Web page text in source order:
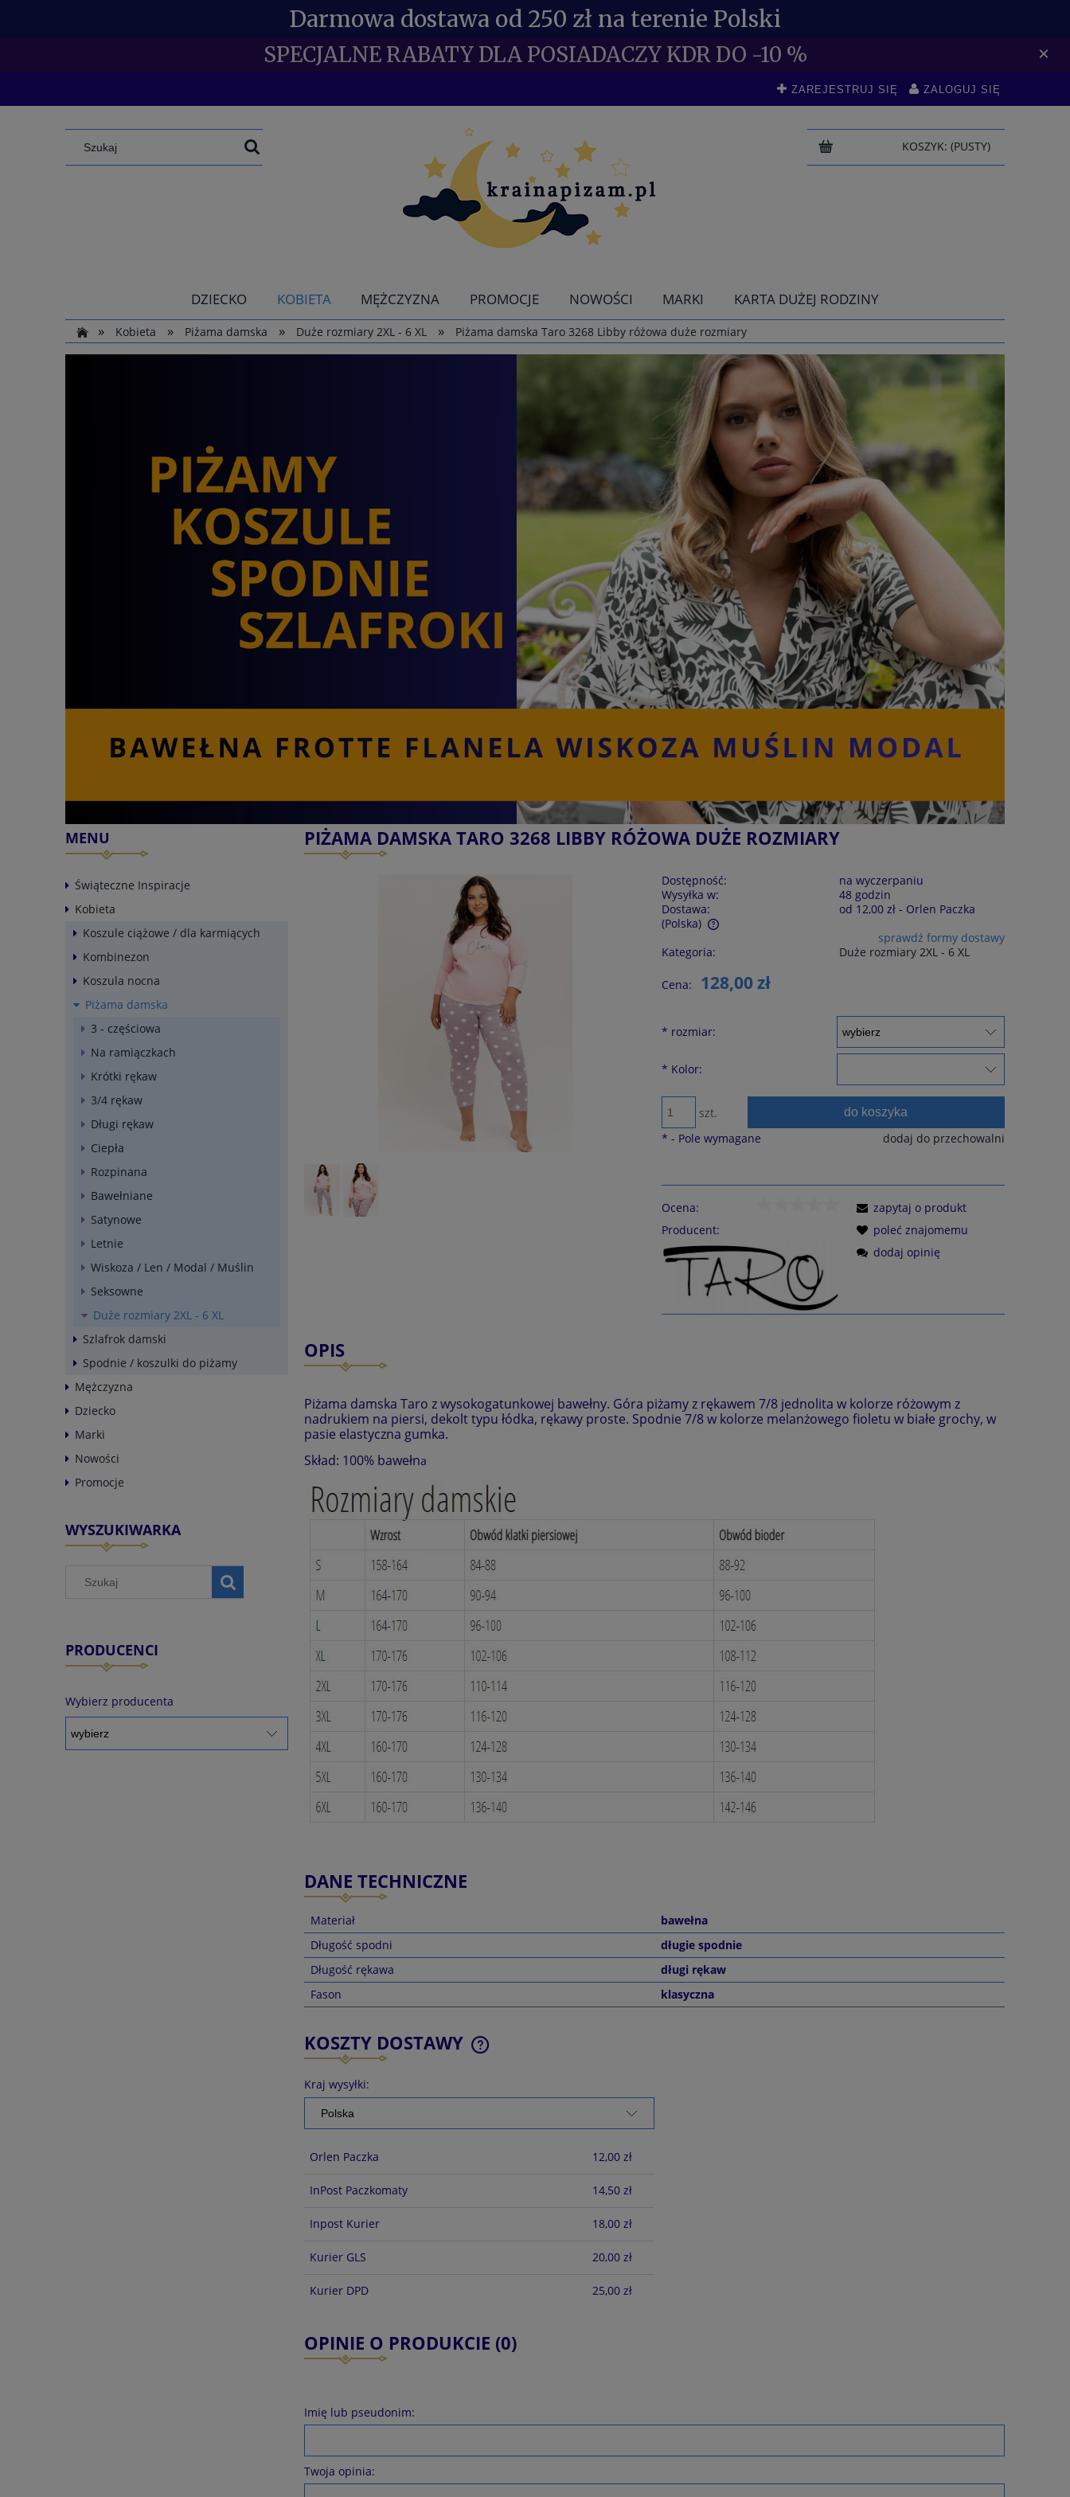
Darmowa dostawa od 250 zł na terenie Polski
SPECJALNE RABATY DLA POSIADACZY KDR DO -10 % ×
ZAREJESTRUJ SIĘ ZALOGUJ SIĘ
KOSZYK: (PUSTY)
DZIECKO KOBIETA MĘŻCZYZNA PROMOCJE NOWOŚCI MARKI
KARTA DUŻEJ RODZINY
»
Kobieta » Piżama damska » Duże rozmiary 2XL - 6 XL » Piżama damska Taro 3268 Libby różowa duże rozmiary
MENU
Świąteczne Inspiracje
Kobieta
Koszule ciążowe / dla karmiących
Kombinezon
Koszula nocna
Piżama damska
3 - częściowa
Na ramiączkach
Krótki rękaw
3/4 rękaw
Długi rękaw
Ciepła
Rozpinana
Bawełniane
Satynowe
Letnie
Wiskoza / Len / Modal / Muślin
Seksowne
Duże rozmiary 2XL - 6 XL
Szlafrok damski
Spodnie / koszulki do piżamy
Mężczyzna
Dziecko
Marki
Nowości
Promocje
WYSZUKIWARKA
PRODUCENCI
Wybierz producenta
PIŻAMA DAMSKA TARO 3268 LIBBY RÓŻOWA DUŻE ROZMIARY
Dostępność:
na wyczerpaniu
Wysyłka w:
48 godzin
Dostawa:
od 12,00 zł - Orlen Paczka
(Polska)
Cena nie zawiera ewentualnych kosztów
płatności
sprawdź formy dostawy
Kategoria:
Duże rozmiary 2XL - 6 XL
Cena: 128,00 zł
* rozmiar:
* Kolor:
szt. do koszyka
dodaj do przechowalni
* - Pole wymagane
Ocena:
Producent:
zapytaj o produkt
poleć znajomemu
dodaj opinię
OPIS
Piżama damska Taro z wysokogatunkowej bawełny. Góra piżamy z rękawem 7/8 jednolita w kolorze różowym z
nadrukiem na piersi, dekolt typu łódka, rękawy proste. Spodnie 7/8 w kolorze melanżowego fioletu w białe grochy, w
pasie elastyczna gumka.
Skład: 100% bawełna
DANE TECHNICZNE
Materiał
bawełna
Długość spodni
długie spodnie
Długość rękawa
długi rękaw
Fason
klasyczna
KOSZTY DOSTAWY
KOSZTÓW PŁATNOŚCI
Kraj wysyłki:
Orlen Paczka 12,00 zł
InPost Paczkomaty 14,50 zł
Inpost Kurier 18,00 zł
Kurier GLS 20,00 zł
Kurier DPD 25,00 zł
OPINIE O PRODUKCIE (0)
Imię lub pseudonim:
Twoja opinia: